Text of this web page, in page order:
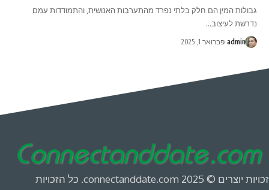
גבולות המין הם חלק בלתי נפרד מהתערבות האנושית, והתמודדות עמם
נדרשת לעיצוב…
admin פברואר 1, 2025
זכויות יוצרים © 2025 connectanddate.com. כל הזכויות